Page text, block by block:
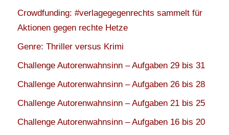
Crowdfunding: #verlagegegenrechts sammelt für
Aktionen gegen rechte Hetze
Genre: Thriller versus Krimi
Challenge Autorenwahnsinn – Aufgaben 29 bis 31
Challenge Autorenwahnsinn – Aufgaben 26 bis 28
Challenge Autorenwahnsinn – Aufgaben 21 bis 25
Challenge Autorenwahnsinn – Aufgaben 16 bis 20